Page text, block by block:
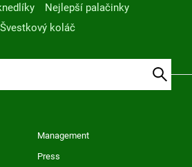
Nejlepší palačinky
Švestkový koláč
Management
Press